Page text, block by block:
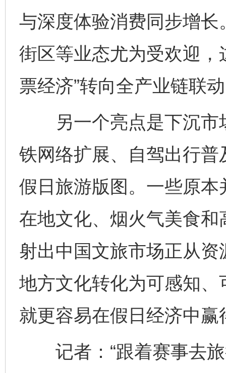
与深度体验消费同步增
街区等业态尤为受欢迎，
票经济”转向全产业链联
另一个亮点是下沉市
铁网络扩展、自驾出行
假日旅游版图。一些原
在地文化、烟火气美食和
射出中国文旅市场正从
地方文化转化为可感知
就更容易在假日经济中赢
记者：“跟着赛事去旅